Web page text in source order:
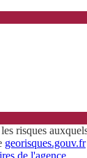
risques
georisques.gouv.fr